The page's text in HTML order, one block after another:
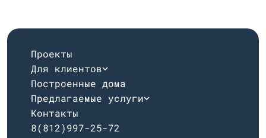
Проекты
Для клиентов
Построенные дома
Предлагаемые услуги
Контакты
8(812)997-25-72